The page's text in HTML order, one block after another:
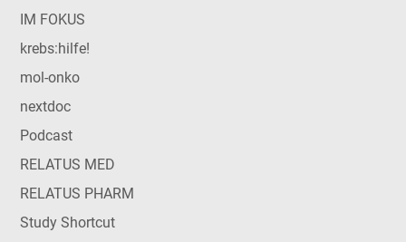
IM FOKUS
krebs:hilfe!
mol-onko
nextdoc
Podcast
RELATUS MED
RELATUS PHARM
Study Shortcut